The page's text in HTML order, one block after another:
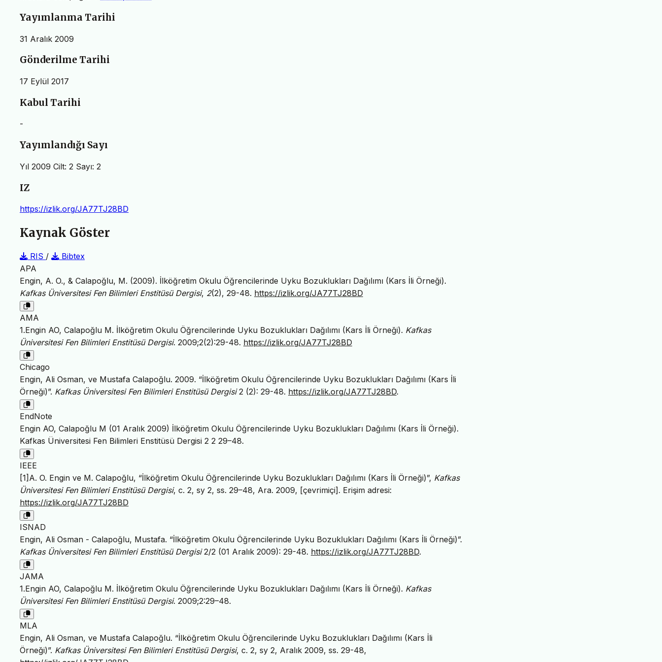
Yayımlanma Tarihi
31 Aralık 2009
Gönderilme Tarihi
17 Eylül 2017
Kabul Tarihi
-
Yayımlandığı Sayı
Yıl 2009 Cilt: 2 Sayı: 2
IZ
https://izlik.org/JA77TJ28BD
Kaynak Göster
RIS /
Bibtex
APA
Engin, A. O., & Calapoğlu, M. (2009). İlköğretim Okulu Öğrencilerinde Uyku Bozuklukları Dağılımı (Kars İli Örneği).
Kafkas Üniversitesi Fen Bilimleri Enstitüsü Dergisi, 2(2), 29-48. https://izlik.org/JA77TJ28BD
AMA
1.Engin AO, Calapoğlu M. İlköğretim Okulu Öğrencilerinde Uyku Bozuklukları Dağılımı (Kars İli Örneği). Kafkas
Üniversitesi Fen Bilimleri Enstitüsü Dergisi. 2009;2(2):29-48. https://izlik.org/JA77TJ28BD
Chicago
Engin, Ali Osman, ve Mustafa Calapoğlu. 2009. “İlköğretim Okulu Öğrencilerinde Uyku Bozuklukları Dağılımı (Kars İli
Örneği)”. Kafkas Üniversitesi Fen Bilimleri Enstitüsü Dergisi2 (2): 29-48. https://izlik.org/JA77TJ28BD.
EndNote
Engin AO, Calapoğlu M (01 Aralık 2009) İlköğretim Okulu Öğrencilerinde Uyku Bozuklukları Dağılımı (Kars İli Örneği).
Kafkas Üniversitesi Fen Bilimleri Enstitüsü Dergisi 2 2 29–48.
IEEE
[1]A. O. Engin ve M. Calapoğlu, “İlköğretim Okulu Öğrencilerinde Uyku Bozuklukları Dağılımı (Kars İli Örneği)”, Kafkas
Üniversitesi Fen Bilimleri Enstitüsü Dergisi, c. 2, sy 2, ss. 29–48, Ara. 2009, [çevrimiçi]. Erişim adresi:
https://izlik.org/JA77TJ28BD
ISNAD
Engin, Ali Osman - Calapoğlu, Mustafa. “İlköğretim Okulu Öğrencilerinde Uyku Bozuklukları Dağılımı (Kars İli Örneği)”.
Kafkas Üniversitesi Fen Bilimleri Enstitüsü Dergisi2/2 (01 Aralık 2009): 29-48. https://izlik.org/JA77TJ28BD.
JAMA
1.Engin AO, Calapoğlu M. İlköğretim Okulu Öğrencilerinde Uyku Bozuklukları Dağılımı (Kars İli Örneği). Kafkas
Üniversitesi Fen Bilimleri Enstitüsü Dergisi. 2009;2:29–48.
MLA
Engin, Ali Osman, ve Mustafa Calapoğlu. “İlköğretim Okulu Öğrencilerinde Uyku Bozuklukları Dağılımı (Kars İli
Örneği)”. Kafkas Üniversitesi Fen Bilimleri Enstitüsü Dergisi, c. 2, sy 2, Aralık 2009, ss. 29-48,